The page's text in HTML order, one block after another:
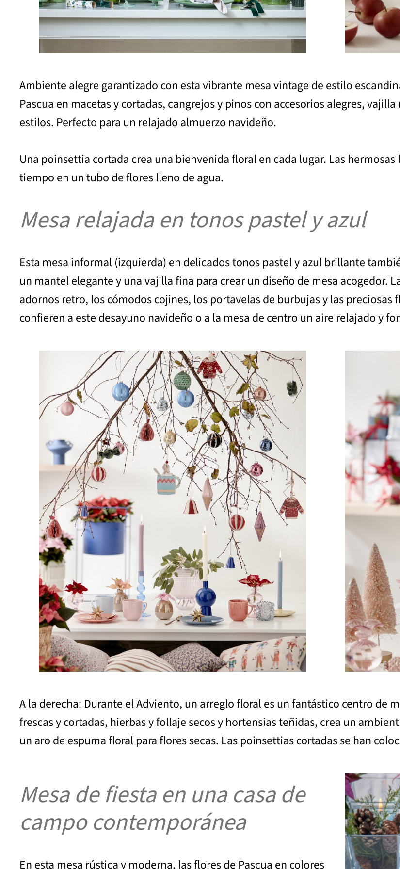
Ambiente alegre garantizado con esta vibrante mesa vintage de estilo
Pascua en macetas y cortadas, cangrejos y pinos con accesorios alegres,
estilos. Perfecto para un relajado almuerzo navideño.
Una poinsettia cortada crea una bienvenida floral en cada lugar. Las
tiempo en un tubo de flores lleno de agua.
Mesa relajada en tonos pastel y azul
Esta mesa informal (izquierda) en delicados tonos pastel y azul brillante
un mantel elegante y una vajilla fina para crear un diseño de mesa acogedor.
adornos retro, los cómodos cojines, los portavelas de burbujas y las preciosas
confieren a este desayuno navideño o a la mesa de centro un aire relajado y
A la derecha: Durante el Adviento, un arreglo floral es un fantástico centro de
frescas y cortadas, hierbas y follaje secos y hortensias teñidas, crea un
un aro de espuma floral para flores secas. Las poinsettias cortadas se han
Mesa de fiesta en una casa de
campo contemporánea
En esta mesa rústica y moderna, las flores de Pascua en colores